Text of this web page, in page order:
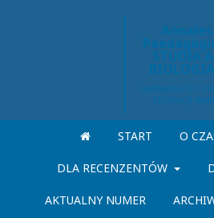
STUDIA
START O
DLA RECENZENTÓW
AKTUALNY NUMER